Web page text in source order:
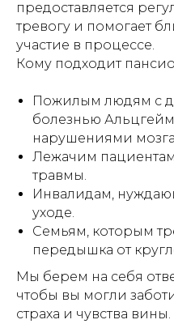
предоставляется
тревогу и помогает
участие в процессе.
Кому подходит
Пожилым людям с
болезнью
нарушениями
Лежачим
травмы.
Инвалидам,
уходе.
Семьям, которым
передышка от
Мы берем на себя
чтобы вы могли
страха и чувства